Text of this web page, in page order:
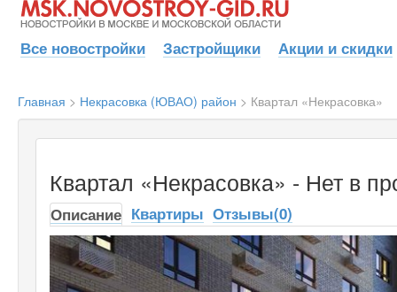
Все новостройки Застройщики Акции и скидки
Главная > Некрасовка (ЮВАО) район > Квартал «Некрасовка»
Квартал «Некрасовка» - Нет в
Описание Квартиры Отзывы(0)